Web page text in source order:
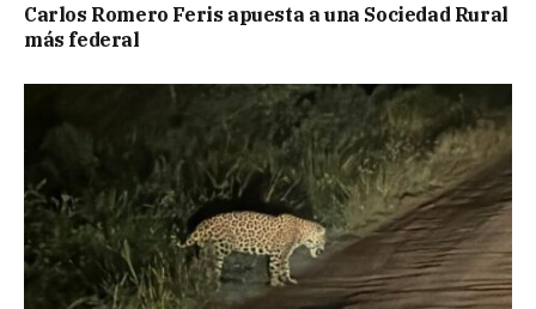
Carlos Romero Feris apuesta a una Sociedad Rural
más federal